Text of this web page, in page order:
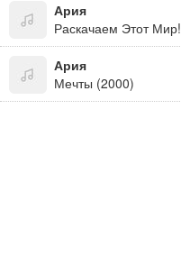
Ария
Раскачаем Этот Мир!
Ария
Мечты (2000)